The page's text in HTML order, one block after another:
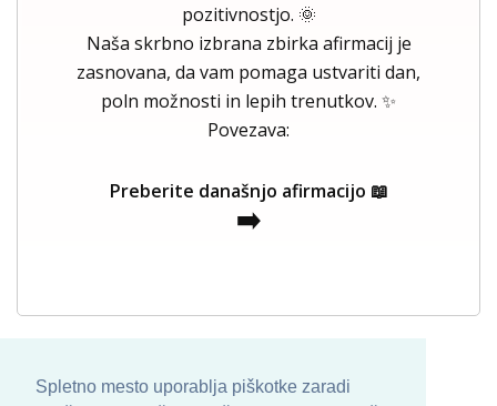
Spletno mesto uporablja piškotke zaradi
pozitivnostjo. 🌞
Naša skrbno izbrana zbirka afirmacij je
zasnovana, da vam pomaga ustvariti dan,
poln možnosti in lepih trenutkov. ✨
Povezava:
Preberite današnjo afirmacijo 📖
➡️